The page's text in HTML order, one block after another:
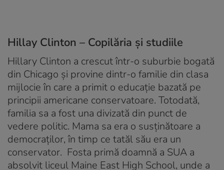
Hillay Clinton – Copilăria și studiile
Hillary Clinton a crescut într-o suburbie bogată
din Chicago și provine dintr-o familie din clasa
mijlocie în care a primit o educaţie bazată pe
principii americane conservatoare. Totodată,
familia sa a fost una divizată din punct de
vedere politic. Mama sa era o susținătoare a
democraților, în timp ce tatăl său era un
conservator. Fosta primă doamnă a SUA a
absolvit liceul Maine East High School, unde a